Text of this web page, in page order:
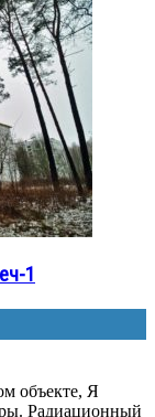
1
объекте, Я
Радиационный